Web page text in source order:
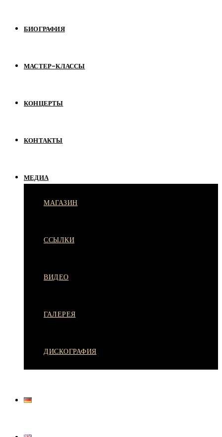
БИОГРАФИЯ
МАСТЕР-КЛАССЫ
КОНЦЕРТЫ
КОНТАКТЫ
МЕДИА
МАГАЗИН
ССЫЛКИ
ВИДЕО
ГАЛЕРЕЯ
ДИСКОГРАФИЯ